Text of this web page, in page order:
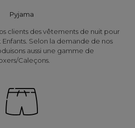
Pyjama
clients des vêtements de nuit pour
Selon la demande de nos
aussi une gamme de
Caleçons.